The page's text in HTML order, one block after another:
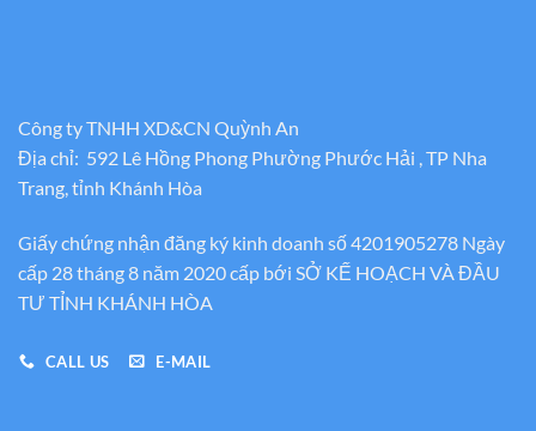
Công ty TNHH XD&CN Quỳnh An
Địa chỉ: 592 Lê Hồng Phong Phường Phước Hải , TP Nha
Trang, tỉnh Khánh Hòa
Giấy chứng nhận đăng ký kinh doanh số 4201905278 Ngày
cấp 28 tháng 8 năm 2020 cấp bới SỞ KẾ HOẠCH VÀ ĐẦU
TƯ TỈNH KHÁNH HÒA
CALL US E-MAIL